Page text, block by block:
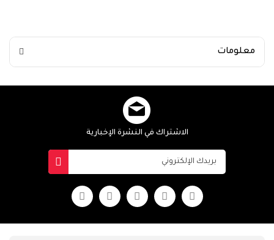
معلومات
الاشتراك في النشرة الإخبارية